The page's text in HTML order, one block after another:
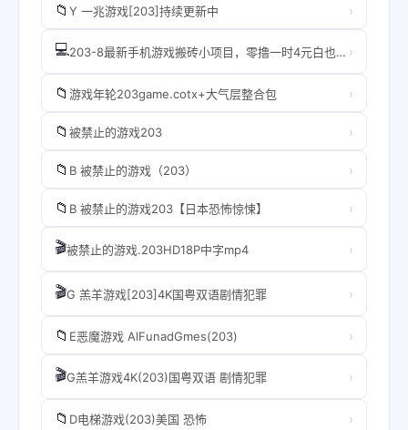
📁 Y 一兆游戏[203]持续更新中 ›
💻 203-8最新手机游戏搬砖小项目，零撸一时4元白也可以轻松上已提现9+ ›
📁 游戏年轮203game.cotx+大气层整合包 ›
📁 被禁止的游戏203 ›
📁 B 被禁止的游戏（203） ›
📁 B 被禁止的游戏203【日本恐怖惊悚】 ›
🎬被禁止的游戏.203HD18P中字mp4 ›
🎬G 羔羊游戏[203]4K国粤双语剧情犯罪 ›
📁 E恶魔游戏 AlFunadGmes(203) ›
🎬G羔羊游戏4K(203)国粤双语 剧情犯罪 ›
📁 D电梯游戏(203)美国 恐怖 ›